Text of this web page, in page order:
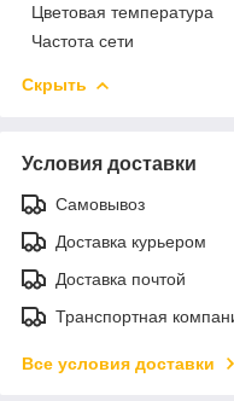
Цветовая температура
Частота сети
Скрыть
Условия доставки
Самовывоз
Доставка курьером
Доставка почтой
Транспортная
Все условия доставки